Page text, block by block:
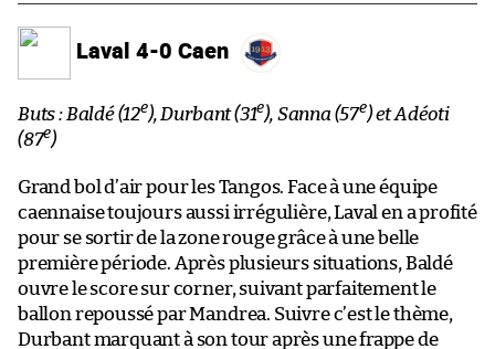
Laval 4-0 Caen
Buts : Baldé (12e), Durbant (31e), Sanna (57e) et Adéoti
(87e)
Grand bol d’air pour les Tangos. Face à une équipe
caennaise toujours aussi irrégulière, Laval en a profité
pour se sortir de la zone rouge grâce à une belle
première période. Après plusieurs situations, Baldé
ouvre le score sur corner, suivant parfaitement le
ballon repoussé par Mandrea. Suivre c’est le thème,
Durbant marquant à son tour après une frappe de